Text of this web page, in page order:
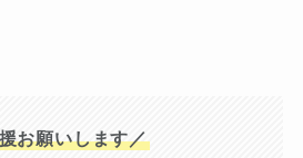
お願いします／